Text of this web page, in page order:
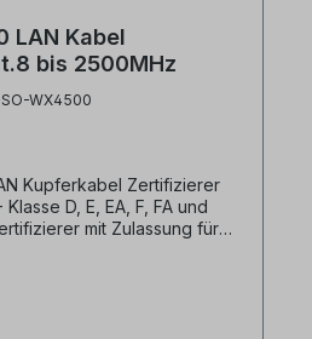
LAN Kabel
bis 2500MHz
WX4500
Kupferkabel Zertifizierer
D, E, EA, F, FA und
mit Zulassung für